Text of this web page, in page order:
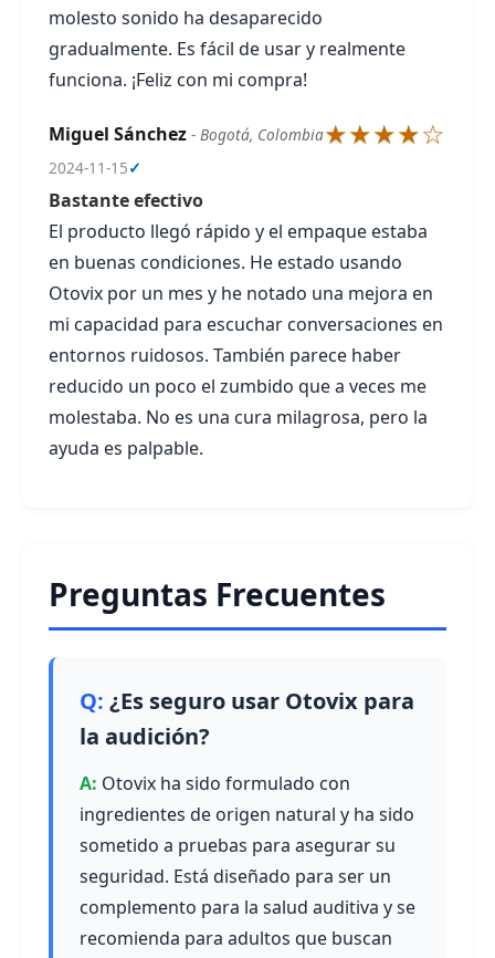
molesto sonido ha desaparecido
gradualmente. Es fácil de usar y realmente
funciona. ¡Feliz con mi compra!
Miguel Sánchez - Bogotá, Colombia★★★★☆
2024-11-15✓
Bastante efectivo
El producto llegó rápido y el empaque estaba
en buenas condiciones. He estado usando
Otovix por un mes y he notado una mejora en
mi capacidad para escuchar conversaciones en
entornos ruidosos. También parece haber
reducido un poco el zumbido que a veces me
molestaba. No es una cura milagrosa, pero la
ayuda es palpable.
Preguntas Frecuentes
¿Es seguro usar Otovix para
la audición?
Otovix ha sido formulado con
ingredientes de origen natural y ha sido
sometido a pruebas para asegurar su
seguridad. Está diseñado para ser un
complemento para la salud auditiva y se
recomienda para adultos que buscan